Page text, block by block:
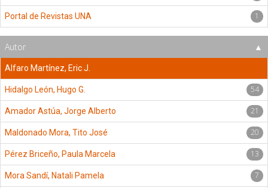
Portal de Revistas UNA 1
Autor
Alfaro Martínez, Eric J.
Hidalgo León, Hugo G. 54
Amador Astúa, Jorge Alberto 21
Maldonado Mora, Tito José 20
Pérez Briceño, Paula Marcela 13
Mora Sandí, Natali Pamela 7